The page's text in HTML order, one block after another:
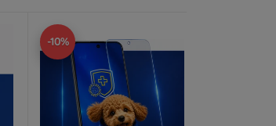
-10%